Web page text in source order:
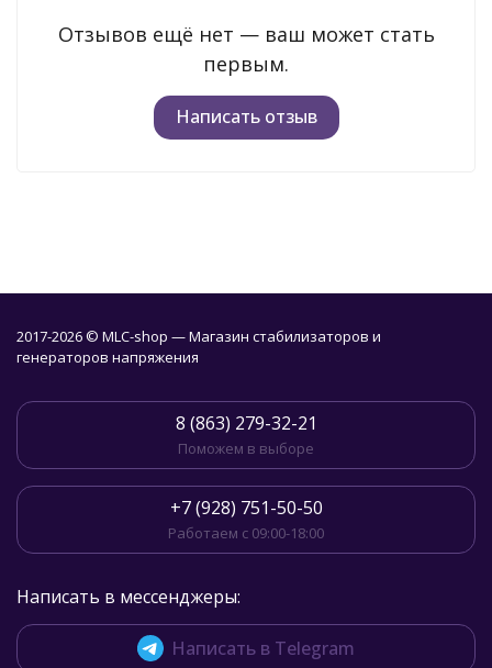
Отзывов ещё нет — ваш может стать
первым.
Написать отзыв
2017-2026 © MLC-shop — Магазин стабилизаторов и
генераторов напряжения
8 (863) 279-32-21
Поможем в выборе
+7 (928) 751-50-50
Работаем с 09:00-18:00
Написать в мессенджеры:
Написать в Telegram